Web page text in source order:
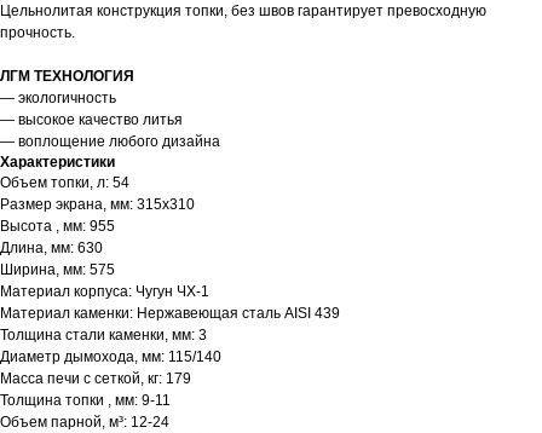
Цельнолитая конструкция топки, без швов гарантирует превосходную
прочность.
ЛГМ ТЕХНОЛОГИЯ
— экологичность
— высокое качество литья
— воплощение любого дизайна
Характеристики
Объем топки, л: 54
Размер экрана, мм: 315х310
Высота , мм: 955
Длина, мм: 630
Ширина, мм: 575
Материал корпуса: Чугун ЧХ-1
Материал каменки: Нержавеющая сталь AISI 439
Толщина стали каменки, мм: 3
Диаметр дымохода, мм: 115/140
Масса печи с сеткой, кг: 179
Толщина топки , мм: 9-11
Объем парной, м³: 12-24